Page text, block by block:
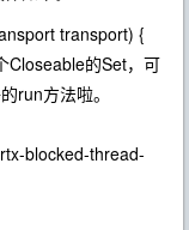
transport) {
Closeable的Set，可
run方法啦。
blocked-thread-